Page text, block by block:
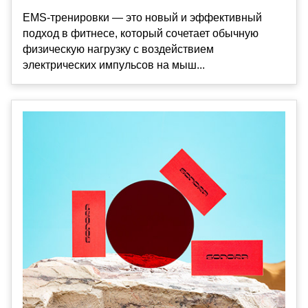
EMS-тренировки — это новый и эффективный
подход в фитнесе, который сочетает обычную
физическую нагрузку с воздействием
электрических импульсов на мыш...